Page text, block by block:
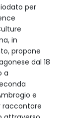
per
in
propone
dal 18
a
e
raccontare